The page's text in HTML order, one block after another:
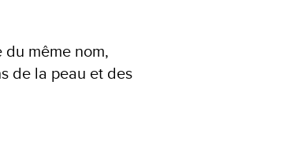
même nom,
de la peau et des